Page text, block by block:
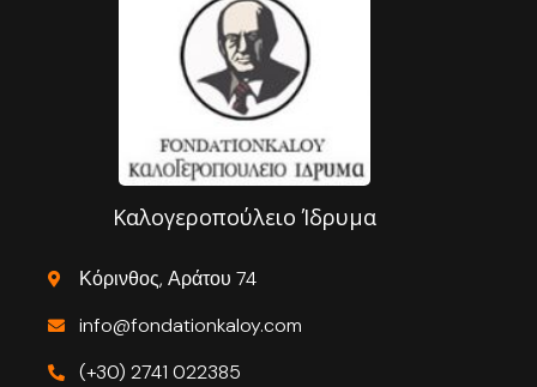
Καλογεροπούλειο Ίδρυμα
Κόρινθος, Αράτου 74
info@fondationkaloy.com
(+30) 2741 022385